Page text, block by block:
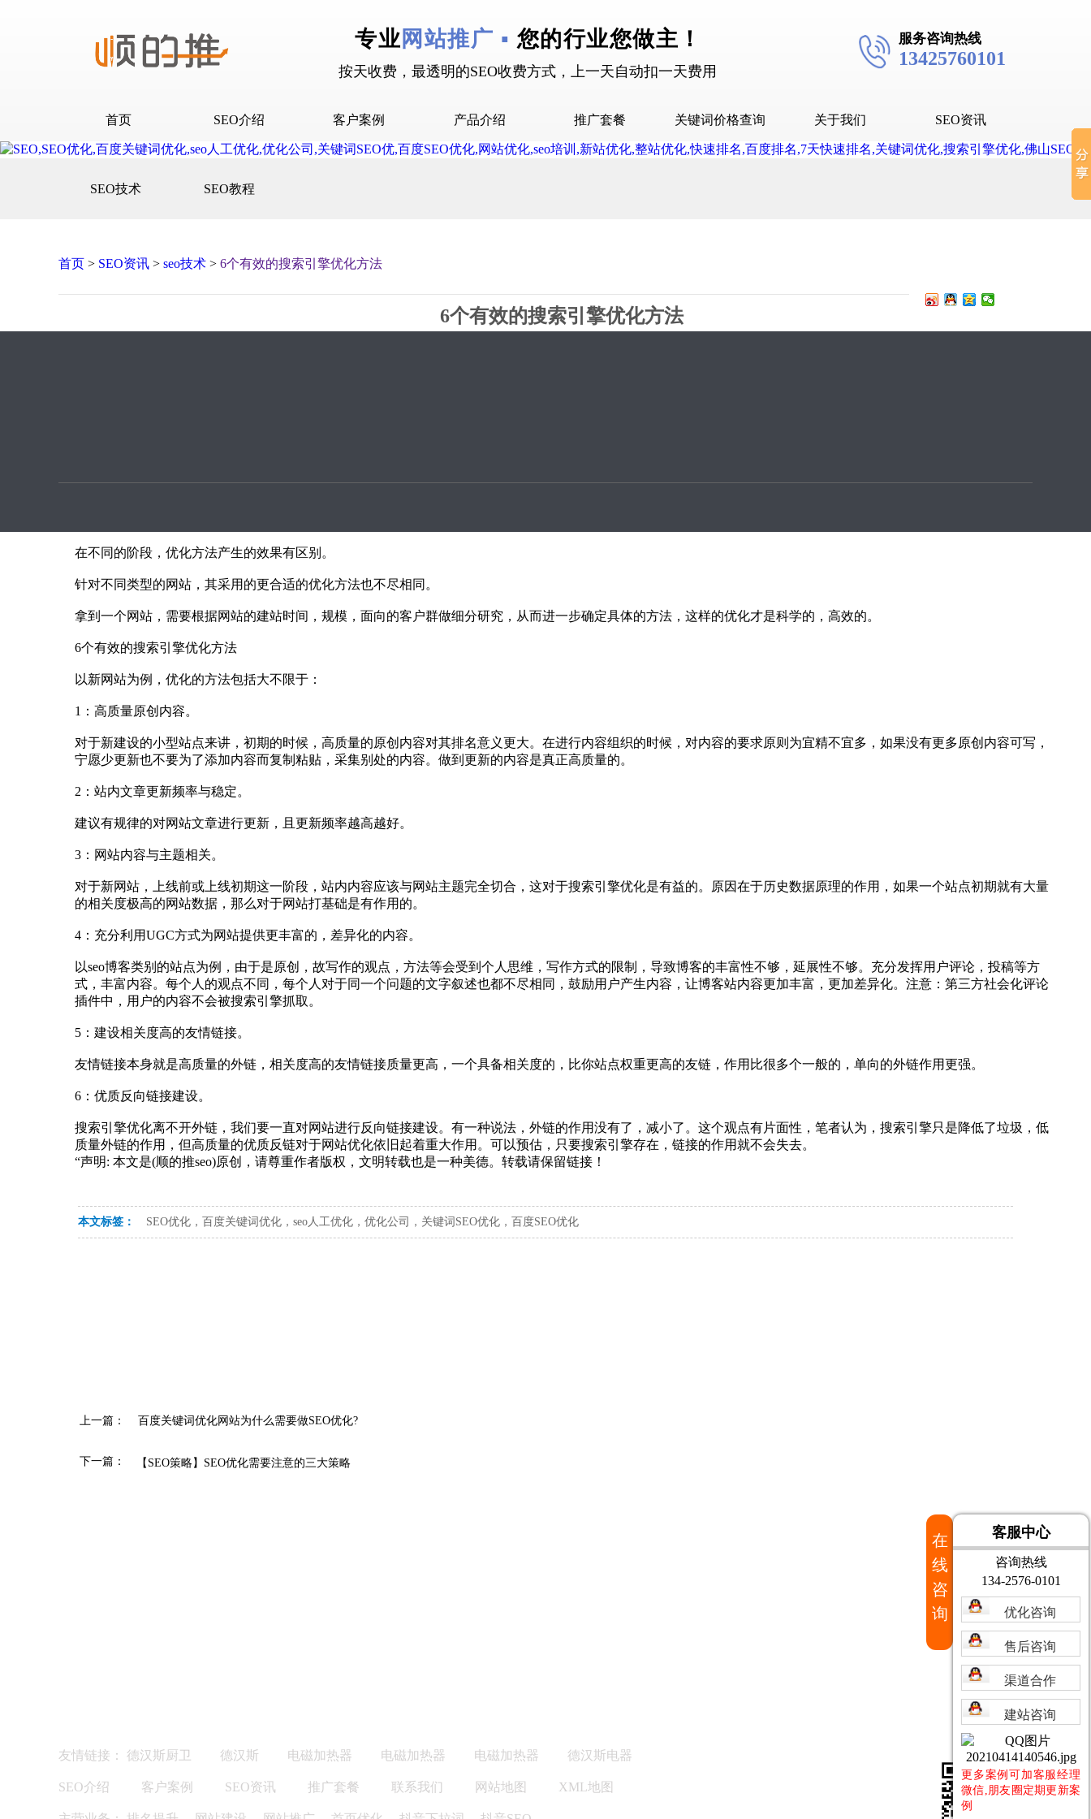
专业 网站推广 ▪ 您的行业您做主！
按天收费，最透明的SEO收费方式，上一天自动扣一天费用
服务咨询热线
13425760101
首页 SEO介绍
合作流程
客户案例 产品介绍 推广套餐 关键词价格查询 关于我们 SEO资讯
SEO技术 SEO教程
首页 > SEO资讯 > seo技术 > 6个有效的搜索引擎优化方法
6个有效的搜索引擎优化方法
在不同的阶段，优化方法产生的效果有区别。
针对不同类型的网站，其采用的更合适的优化方法也不尽相同。
拿到一个网站，需要根据网站的建站时间，规模，面向的客户群做细分研究，从而进一步确定具体的方法，这样的优化才是科学的，高效的。
6个有效的搜索引擎优化方法
以新网站为例，优化的方法包括大不限于：
1：高质量原创内容。
对于新建设的小型站点来讲，初期的时候，高质量的原创内容对其排名意义更大。在进行内容组织的时候，对内容的要求原则为宜精不宜多，如果没有更多原创内容可写，
宁愿少更新也不要为了添加内容而复制粘贴，采集别处的内容。做到更新的内容是真正高质量的。
2：站内文章更新频率与稳定。
建议有规律的对网站文章进行更新，且更新频率越高越好。
3：网站内容与主题相关。
对于新网站，上线前或上线初期这一阶段，站内内容应该与网站主题完全切合，这对于搜索引擎优化是有益的。原因在于历史数据原理的作用，如果一个站点初期就有大量
的相关度极高的网站数据，那么对于网站打基础是有作用的。
4：充分利用UGC方式为网站提供更丰富的，差异化的内容。
以seo博客类别的站点为例，由于是原创，故写作的观点，方法等会受到个人思维，写作方式的限制，导致博客的丰富性不够，延展性不够。充分发挥用户评论，投稿等方
式，丰富内容。每个人的观点不同，每个人对于同一个问题的文字叙述也都不尽相同，鼓励用户产生内容，让博客站内容更加丰富，更加差异化。注意：第三方社会化评论
插件中，用户的内容不会被搜索引擎抓取。
5：建设相关度高的友情链接。
友情链接本身就是高质量的外链，相关度高的友情链接质量更高，一个具备相关度的，比你站点权重更高的友链，作用比很多个一般的，单向的外链作用更强。
6：优质反向链接建设。
搜索引擎优化离不开外链，我们要一直对网站进行反向链接建设。有一种说法，外链的作用没有了，减小了。这个观点有片面性，笔者认为，搜索引擎只是降低了垃圾，低
质量外链的作用，但高质量的优质反链对于网站优化依旧起着重大作用。可以预估，只要搜索引擎存在，链接的作用就不会失去。
“声明: 本文是(顺的推seo)原创，请尊重作者版权，文明转载也是一种美德。转载请保留链接！
本文标签： SEO优化，百度关键词优化，seo人工优化，优化公司，关键词SEO优化，百度SEO优化
上一篇： 百度关键词优化网站为什么需要做SEO优化?
下一篇： 【SEO策略】SEO优化需要注意的三大策略
友情链接： 德汉斯厨卫 德汉斯 电磁加热器 电磁加热器 电磁加热器 德汉斯电器
SEO介绍 客户案例 SEO资讯 推广套餐 联系我们 网站地图 XML地图
在
线
咨
询
客服中心
咨询热线
134-2576-0101
优化咨询
售后咨询
渠道合作
建站咨询
更多案例可加客服经理
微信,朋友圈定期更新案
例